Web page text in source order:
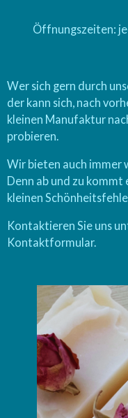
Öffnungszeiten:
Wer sich gern durch
der kann sich, nach
kleinen Manufaktur
probieren.
Wir bieten auch immer
Denn ab und zu
kleinen
Kontaktieren Sie uns
Kontaktformular.